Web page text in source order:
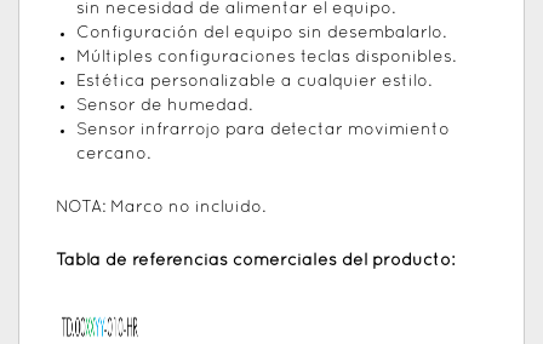
sin necesidad de alimentar el equipo.
Configuración del equipo sin desembalarlo.
Múltiples configuraciones teclas disponibles.
Estética personalizable a cualquier estilo.
Sensor de humedad.
Sensor infrarrojo para detectar movimiento
cercano.
NOTA: Marco no incluido.
Tabla de referencias comerciales del producto: